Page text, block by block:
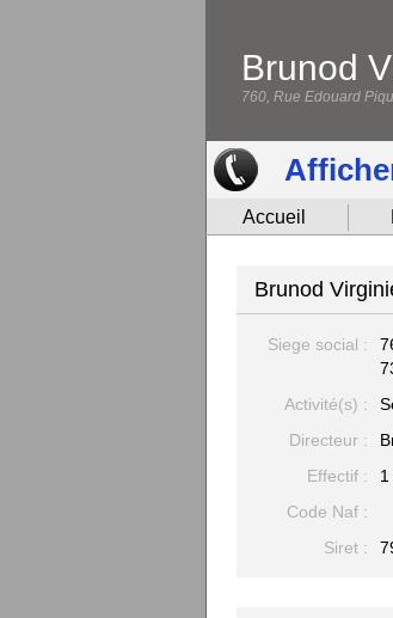
Brunod
760, Rue Edouard
Accueil
Brunod
Siege social :
Activité(s) :
Directeur :
Effectif :
Code Naf :
Siret :